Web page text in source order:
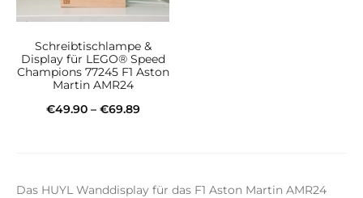
Schreibtischlampe &
Display für LEGO® Speed
Champions 77245 F1 Aston
Martin AMR24
€49.90 – €69.89Preisspanne:
Das HUYL Wanddisplay für das F1 Aston Martin AMR24